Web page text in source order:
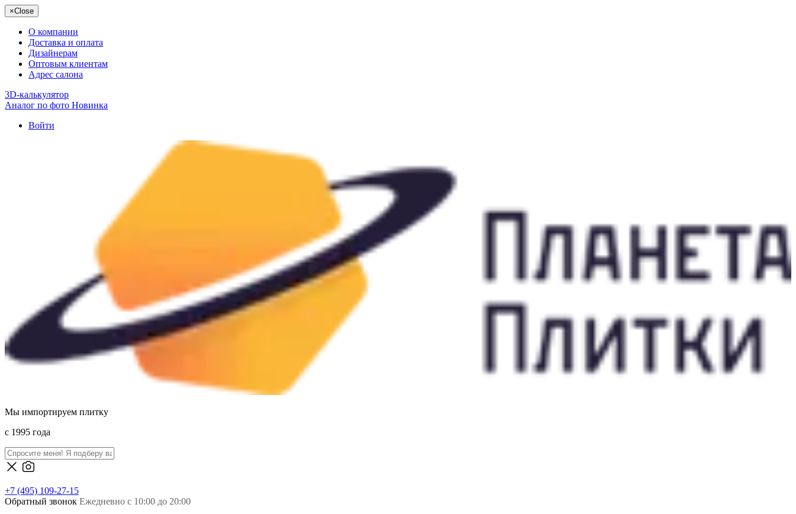
×Close
О компании
Доставка и оплата
Дизайнерам
Оптовым клиентам
Адрес салона
3D-калькулятор
Аналог по фото Новинка
Войти
Мы импортируем плитку
c 1995 года
+7 (495) 109-27-15
Обратный звонок Ежедневно с 10:00 до 20:00